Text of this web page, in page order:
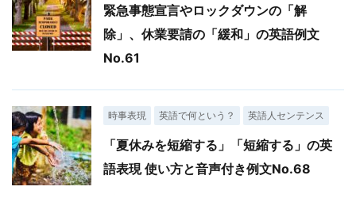
緊急事態宣言やロックダウンの「解
除」、休業要請の「緩和」の英語例文
No.61
時事表現 英語で何という？ 英語人センテンス
「夏休みを短縮する」「短縮する」の英
語表現 使い方と音声付き例文No.68